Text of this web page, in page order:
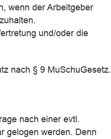
wenn der Arbeitgeber
und/oder die
nach § 9 MuSchuGesetz.
nach einer evtl.
gelogen werden. Denn